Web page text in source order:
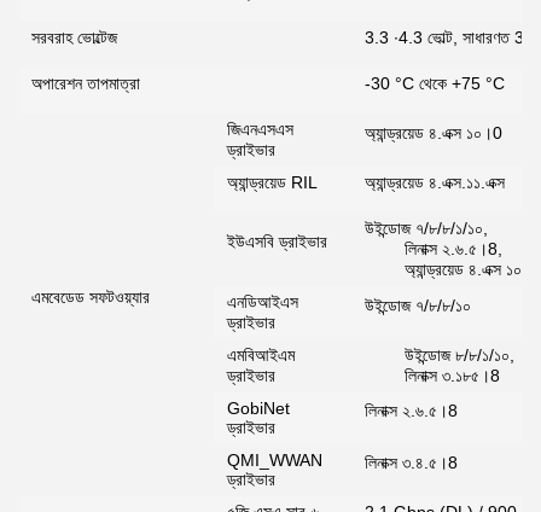
সরবরাহ ভোল্টেজ 3.3 ∙4.3 ভোল্ট, সাধারণত 3.8
অপারেশন তাপমাত্রা -30 °C থেকে +75 °C
এমবেডেড সফটওয়্যার
জিএনএসএস
ড্রাইভার
অ্যান্ড্রয়েড ৪.এক্স ১০।0
অ্যান্ড্রয়েড RIL অ্যান্ড্রয়েড ৪.এক্স.১১.এক্স
ইউএসবি ড্রাইভার
উইন্ডোজ ৭/৮/৮/১/১০,
লিনাক্স ২.৬.৫।8,
অ্যান্ড্রয়েড ৪.এক্স ১০।0
এনডিআইএস
ড্রাইভার
উইন্ডোজ ৭/৮/৮/১০
এমবিআইএম
ড্রাইভার
উইন্ডোজ ৮/৮/১/১০,
লিনাক্স ৩.১৮৫।8
GobiNet
ড্রাইভার
লিনাক্স ২.৬.৫।8
QMI_WWAN
ড্রাইভার
লিনাক্স ৩.৪.৫।8